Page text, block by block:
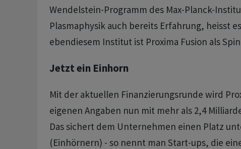
Wendelstein-Programm des Max-Planck-
Plasmaphysik auch bereits Erfahrung, heisst
ebendiesem Institut ist Proxima Fusion als
Jetzt ein Einhorn
Mit der aktuellen Finanzierungsrunde wird
eigenen Angaben nun mit mehr als 2,4
Das sichert dem Unternehmen einen Platz
(Einhörnern) - so nennt man Start-ups, die